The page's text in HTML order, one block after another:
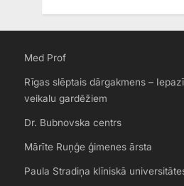
Med Prof
Rīgas slēptais dārgakmens –
veikalu gardēžiem
Dr. Bubnovska centrs
Mārīte Ruņģe ģimenes ārsta
Paula Stradiņa klīniskā